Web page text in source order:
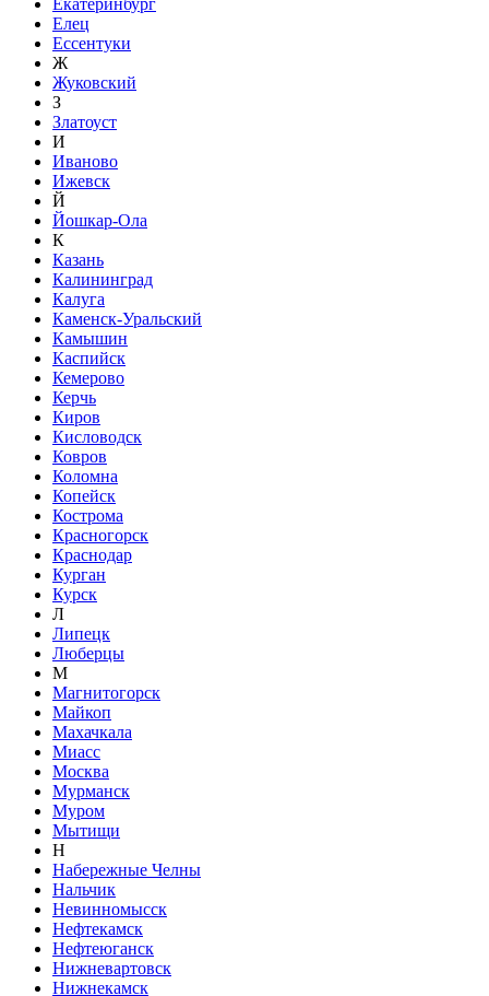
Екатеринбург
Елец
Ессентуки
Ж
Жуковский
З
Златоуст
И
Иваново
Ижевск
Й
Йошкар-Ола
К
Казань
Калининград
Калуга
Каменск-Уральский
Камышин
Каспийск
Кемерово
Керчь
Киров
Кисловодск
Ковров
Коломна
Копейск
Кострома
Красногорск
Краснодар
Курган
Курск
Л
Липецк
Люберцы
М
Магнитогорск
Майкоп
Махачкала
Миасс
Москва
Мурманск
Муром
Мытищи
Н
Набережные Челны
Нальчик
Невинномысск
Нефтекамск
Нефтеюганск
Нижневартовск
Нижнекамск